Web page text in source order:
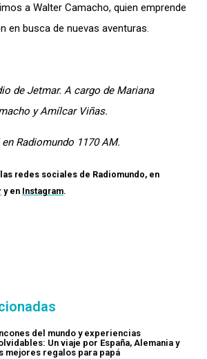
a Walter Camacho, quien emprende
en busca de nuevas aventuras.
de Jetmar. A cargo de Mariana
y Amílcar Viñas.
Radiomundo 1170 AM.
redes sociales de Radiomundo, en
y en Instagram.
del mundo y experiencias
Un viaje por España, Alemania y
mejores regalos para papá